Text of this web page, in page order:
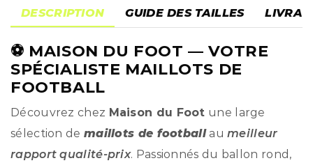
DESCRIPTION GUIDE DES TAILLES
⚽ MAISON DU FOOT — VOTRE
SPÉCIALISTE MAILLOTS DE
FOOTBALL
Découvrez chez Maison du Foot une large
sélection de maillots de footballaumeilleur
rapport qualité-prix. Passionnés du ballon rond,